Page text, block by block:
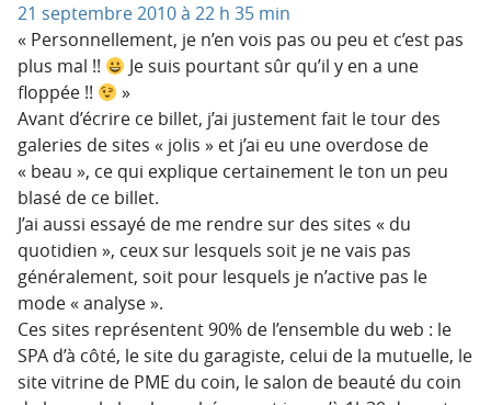
21 septembre 2010 à 22 h 35 min
« Personnellement, je n’en vois pas ou peu et c’est pas
plus mal !!
Je suis pourtant sûr qu’il y en a une
floppée !!
»
Avant d’écrire ce billet, j’ai justement fait le tour des
galeries de sites « jolis » et j’ai eu une overdose de
« beau », ce qui explique certainement le ton un peu
blasé de ce billet.
J’ai aussi essayé de me rendre sur des sites « du
quotidien », ceux sur lesquels soit je ne vais pas
généralement, soit pour lesquels je n’active pas le
mode « analyse ».
Ces sites représentent 90% de l’ensemble du web : le
SPA d’à côté, le site du garagiste, celui de la mutuelle, le
site vitrine de PME du coin, le salon de beauté du coin